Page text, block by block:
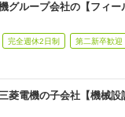
グループ会社の【フィ
完全週休2日制 第二新卒歓迎
菱電機の子会社【機械